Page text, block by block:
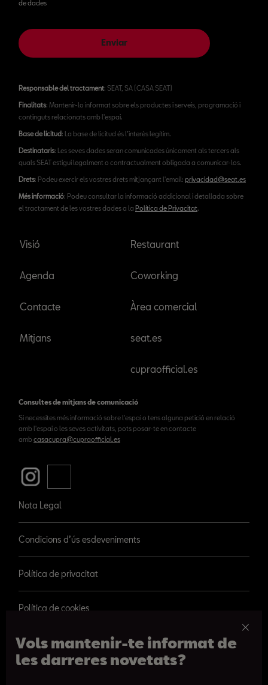
Vols mantenir-te informat de
les darreres novetats?
de dades
Enviar
Responsable del tractament: SEAT, SA (CASA SEAT)
Finalitats: Mantenir-lo informat sobre els productes i serveis, programació i
continguts relacionats amb l'espai.
Base de licitud: La base de licitud és l’interès legítim.
Destinataris: Les seves dades seran comunicades únicament als tercers als
quals SEAT estigui legalment o contractualment obligada a comunicar-los.
Drets: Podeu exercir els vostres drets mitjançant l'email: privacidad@seat.es
Més informació: Podeu consultar la informació addicional i detallada sobre
el tractament de les vostres dades a la Política de Privacitat.
Visió
Agenda
Contacte
Mitjans
Restaurant
Coworking
Àrea comercial
seat.es
cupraofficial.es
Consultes de mitjans de comunicació
Si necessites més informació sobre l'espai o tens alguna petició en relació
amb l'espai o les seves activitats, pots posar-te en contacte
amb casacupra@cupraofficial.es
Nota Legal
Condicions d’ús esdeveniments
Política de privacitat
Política de cookies